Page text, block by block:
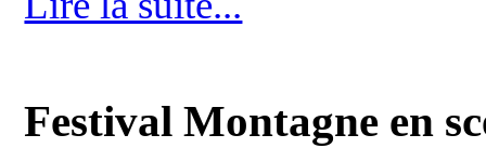
Festival Montagne en